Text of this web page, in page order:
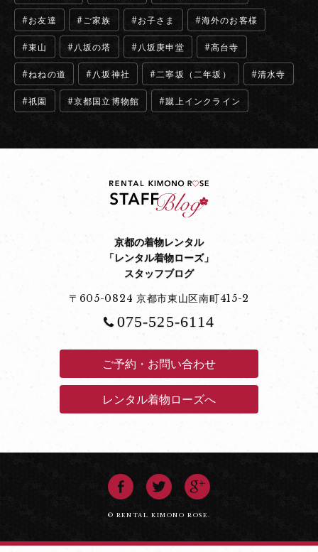
お友達 ご家族 お子さま 海外のお客様
東山 八坂の塔 八坂庚申堂 高台寺
ねねの道 八坂神社 二寧坂（二年坂） 清水寺
祇園 京都国立博物館 蹴上インクライン
京都の着物レンタル
「レンタル着物ローズ」
スタッフブログ
〒605-0824 京都市東山区南町415-2
075-525-6114
ご予約・お問い合わせ
レンタル着物ローズへ
© RENTAL KIMONO ROSE.